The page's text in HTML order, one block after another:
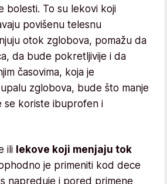
bolesti. To su lekovi koji
povišenu telesnu
otok zglobova, pomažu da
da bude pokretljivije i da
časovima, koja je
zglobova, bude što manje
se koriste ibuprofen i
ili lekove koji menjaju tok
je primeniti kod dece
napreduje i pored primene